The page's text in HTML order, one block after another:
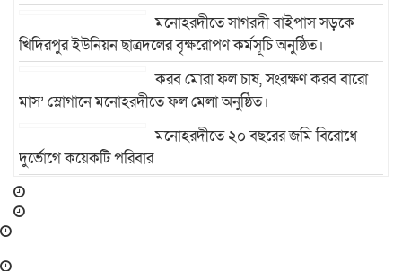
মনোহরদীতে সাগরদী বাইপাস সড়কে
খিদিরপুর ইউনিয়ন ছাত্রদলের বৃক্ষরোপণ কর্মসূচি অনুষ্ঠিত।
করব মোরা ফল চাষ, সংরক্ষণ করব বারো
মাস’ স্লোগানে মনোহরদীতে ফল মেলা অনুষ্ঠিত।
মনোহরদীতে ২০ বছরের জমি বিরোধে
দুর্ভোগে কয়েকটি পরিবার